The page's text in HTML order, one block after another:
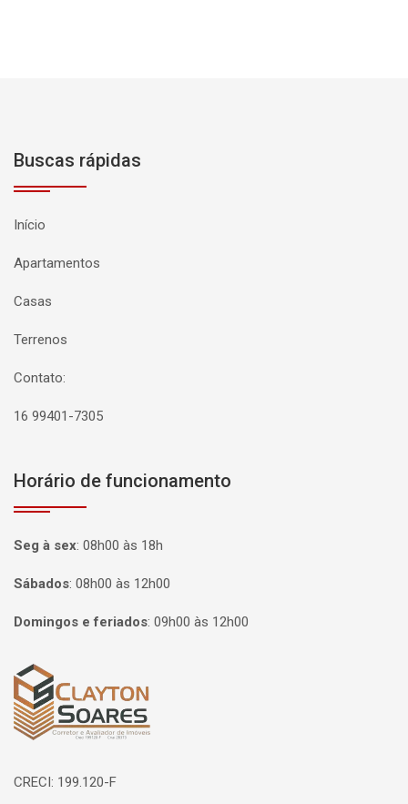
Buscas rápidas
Início
Apartamentos
Casas
Terrenos
Contato:
16 99401-7305
Horário de funcionamento
Seg à sex: 08h00 às 18h
Sábados: 08h00 às 12h00
Domingos e feriados: 09h00 às 12h00
Página inicial
CRECI: 199.120-F